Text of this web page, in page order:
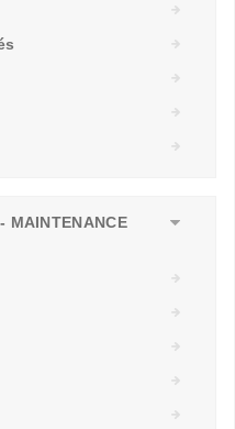
MAINTENANCE